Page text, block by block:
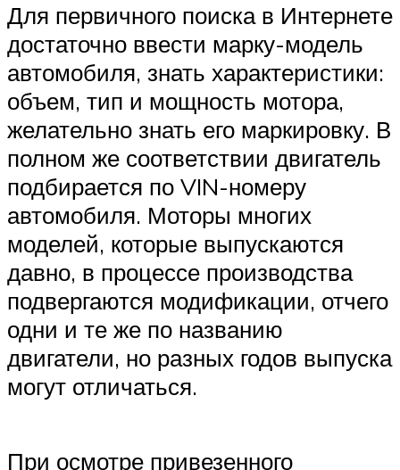
Для первичного поиска в Интернете
достаточно ввести марку-модель
автомобиля, знать характеристики:
объем, тип и мощность мотора,
желательно знать его маркировку. В
полном же соответствии двигатель
подбирается по VIN-номеру
автомобиля. Моторы многих
моделей, которые выпускаются
давно, в процессе производства
подвергаются модификации, отчего
одни и те же по названию
двигатели, но разных годов выпуска
могут отличаться.
При осмотре привезенного